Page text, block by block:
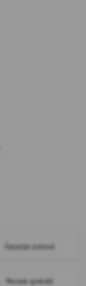
Garanție extinsă
Revizie gratuită